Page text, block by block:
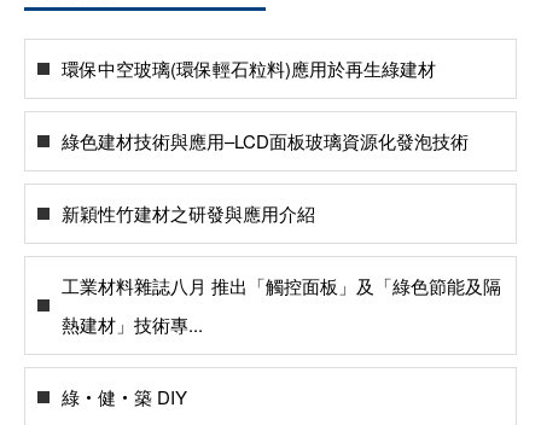
環保中空玻璃(環保輕石粒料)應用於再生綠建材
綠色建材技術與應用–LCD面板玻璃資源化發泡技術
新穎性竹建材之研發與應用介紹
工業材料雜誌八月 推出「觸控面板」及「綠色節能及隔
熱建材」技術專...
綠‧健‧築 DIY